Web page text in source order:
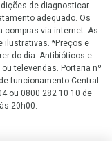
de diagnosticar
adequado. Os
compras via internet. As
ilustrativas. *Preços e
do dia. Antibióticos e
televendas. Portaria nº
funcionamento Central
ou 0800 282 10 10 de
20h00.